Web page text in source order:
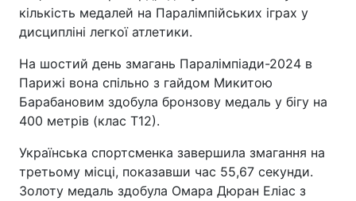
кількість медалей на Паралімпійських іграх у
дисципліні легкої атлетики.
На шостий день змагань Паралімпіади-2024 в
Парижі вона спільно з гайдом Микитою
Барабановим здобула бронзову медаль у бігу на
400 метрів (клас Т12).
Українська спортсменка завершила змагання на
третьому місці, показавши час 55,67 секунди.
Золоту медаль здобула Омара Дюран Еліас з